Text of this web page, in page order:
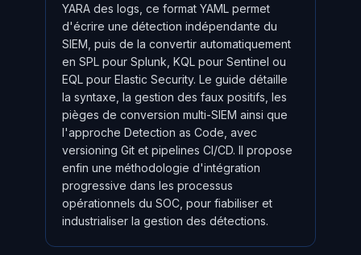
YARA des logs, ce format YAML permet
d'écrire une détection indépendante du
SIEM, puis de la convertir automatiquement
en SPL pour Splunk, KQL pour Sentinel ou
EQL pour Elastic Security. Le guide détaille
la syntaxe, la gestion des faux positifs, les
pièges de conversion multi-SIEM ainsi que
l'approche Detection as Code, avec
versioning Git et pipelines CI/CD. Il propose
enfin une méthodologie d'intégration
progressive dans les processus
opérationnels du SOC, pour fiabiliser et
industrialiser la gestion des détections.